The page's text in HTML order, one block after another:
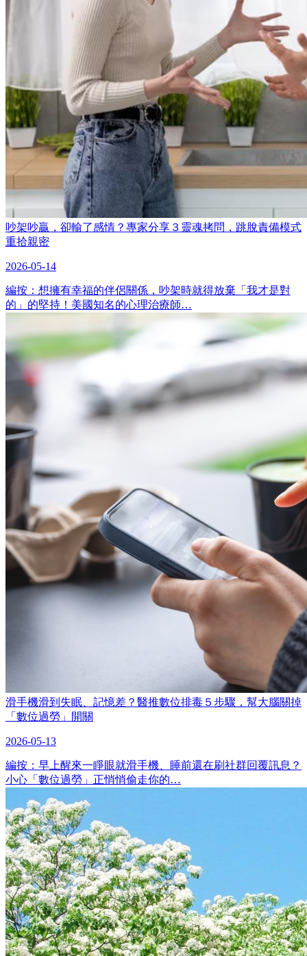
吵架吵贏，卻輸了感情？專家分享３靈魂拷問，跳脫責備模式
重拾親密
2026-05-14
編按：想擁有幸福的伴侶關係，吵架時就得放棄「我才是對
的」的堅持！美國知名的心理治療師…
滑手機滑到失眠、記憶差？醫推數位排毒５步驟，幫大腦關掉
「數位過勞」開關
2026-05-13
編按：早上醒來一睜眼就滑手機、睡前還在刷社群回覆訊息？
小心「數位過勞」正悄悄偷走你的…